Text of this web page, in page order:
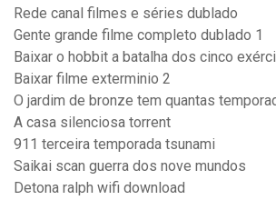
Rede canal filmes e séries dublado
Gente grande filme completo dublado 1
Baixar o hobbit a batalha dos cinco
Baixar filme exterminio 2
O jardim de bronze tem quantas
A casa silenciosa torrent
911 terceira temporada tsunami
Saikai scan guerra dos nove mundos
Detona ralph wifi download